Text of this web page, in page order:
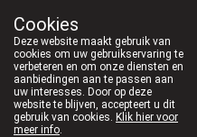
Cookies
Deze website maakt gebruik van
cookies om uw gebruikservaring te
verbeteren en om onze diensten en
aanbiedingen aan te passen aan
uw interesses. Door op deze
website te blijven, accepteert u dit
gebruik van cookies. Klik hier voor
meer info.